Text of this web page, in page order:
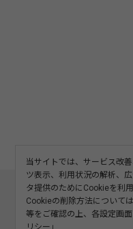
このサイトについ
記事の二次利用について
当サイトでは、サービス改
ツ表示、利用状況の解析、
タ提供のためにCookieを利用
Cookieの削除方法について
等をご確認の上、各設定画
リシー 」